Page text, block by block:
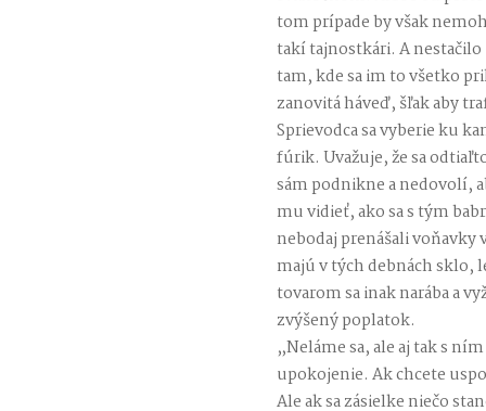
tom prípade by však
takí tajnostkári. A nestačilo
tam, kde sa im to všetko
zanovitá háveď, šľak aby
Sprievodca sa vyberie ku
fúrik. Uvažuje, že sa
sám podnikne a nedovolí,
mu vidieť, ako sa s tým
nebodaj prenášali
majú v tých debnách sklo,
tovarom sa inak narába a
zvýšený poplatok.
„Neláme sa, ale aj tak s
upokojenie. Ak chcete
Ale ak sa zásielke niečo